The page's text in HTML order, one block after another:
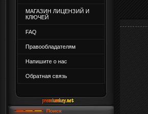
МАГАЗИН ЛИЦЕНЗИЙ И
КЛЮЧЕЙ
FAQ
Правообладателям
Напишите о нас
Обратная связь
Поиск